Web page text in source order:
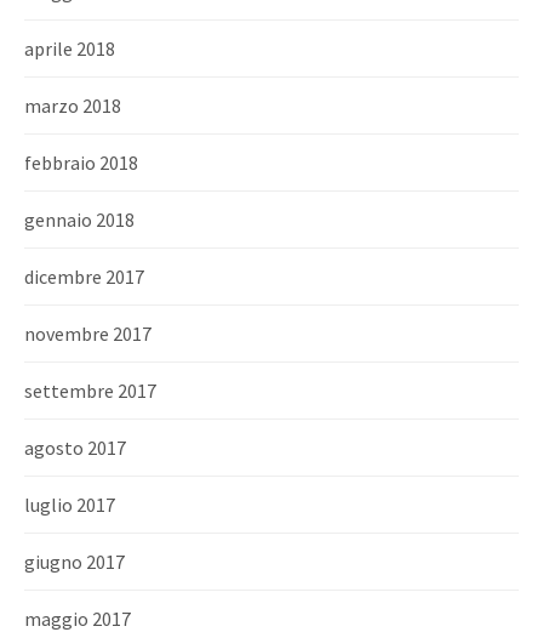
aprile 2018
marzo 2018
febbraio 2018
gennaio 2018
dicembre 2017
novembre 2017
settembre 2017
agosto 2017
luglio 2017
giugno 2017
maggio 2017